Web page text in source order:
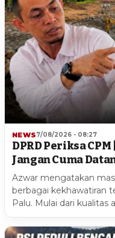
NEWS7/08/2026 - 08:27
DPRD Periksa
Jangan Cuma
Azwar mengatakan
berbagai kekhawatiran
Palu. Mulai dari kualitas